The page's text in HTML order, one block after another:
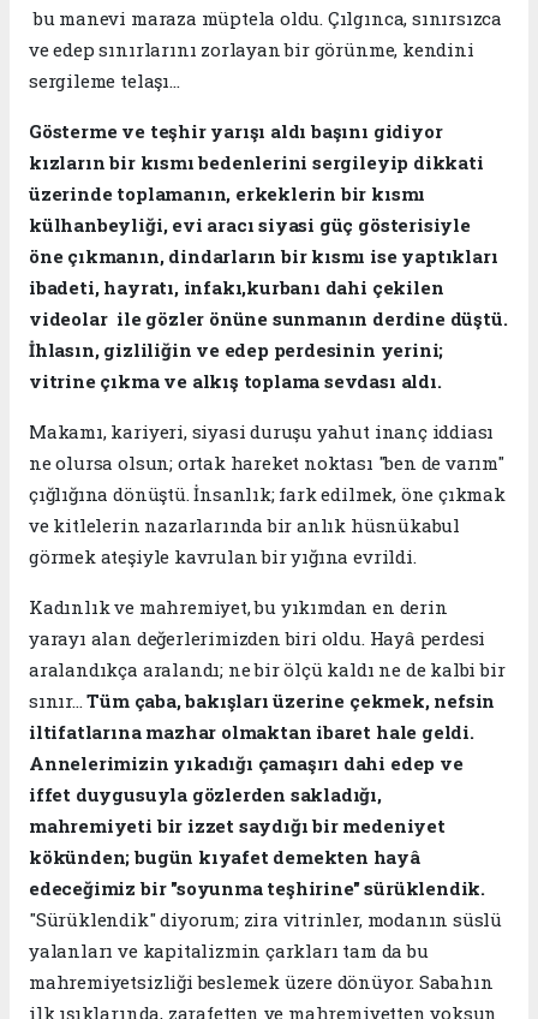
bu manevi maraza müptela oldu. Çılgınca, sınırsızca
ve edep sınırlarını zorlayan bir görünme, kendini
sergileme telaşı...
Gösterme ve teşhir yarışı aldı başını gidiyor
kızların bir kısmı bedenlerini sergileyip dikkati
üzerinde toplamanın, erkeklerin bir kısmı
külhanbeyliği, evi aracı siyasi güç gösterisiyle
öne çıkmanın, dindarların bir kısmı ise yaptıkları
ibadeti, hayratı, infakı,kurbanı dahi çekilen
videolar ile gözler önüne sunmanın derdine düştü.
İhlasın, gizliliğin ve edep perdesinin yerini;
vitrine çıkma ve alkış toplama sevdası aldı.
Makamı, kariyeri, siyasi duruşu yahut inanç iddiası
ne olursa olsun; ortak hareket noktası "ben de varım"
çığlığına dönüştü. İnsanlık; fark edilmek, öne çıkmak
ve kitlelerin nazarlarında bir anlık hüsnükabul
görmek ateşiyle kavrulan bir yığına evrildi.
Kadınlık ve mahremiyet, bu yıkımdan en derin
yarayı alan değerlerimizden biri oldu. Hayâ perdesi
aralandıkça aralandı; ne bir ölçü kaldı ne de kalbi bir
sınır...Tüm çaba, bakışları üzerine çekmek, nefsin
iltifatlarına mazhar olmaktan ibaret hale geldi.
Annelerimizin yıkadığı çamaşırı dahi edep ve
iffet duygusuyla gözlerden sakladığı,
mahremiyeti bir izzet saydığı bir medeniyet
kökünden; bugün kıyafet demekten hayâ
edeceğimiz bir "soyunma teşhirine" sürüklendik.
"Sürüklendik" diyorum; zira vitrinler, modanın süslü
yalanları ve kapitalizmin çarkları tam da bu
mahremiyetsizliği beslemek üzere dönüyor. Sabahın
ilk ışıklarında, zarafetten ve mahremiyetten yoksun